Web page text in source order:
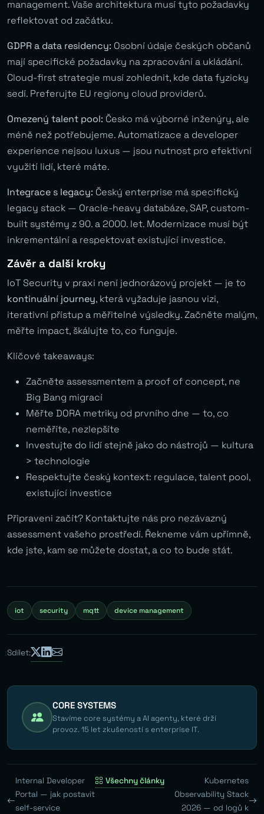
management. Vaše architektura musí tyto požadavky
reflektovat od začátku.
GDPR a data residency: Osobní údaje českých občanů
mají specifické požadavky na zpracování a ukládání.
Cloud-first strategie musí zohlednit, kde data fyzicky
sedí. Preferujte EU regiony cloud providerů.
Omezený talent pool: Česko má výborné inženýry, ale
méně než potřebujeme. Automatizace a developer
experience nejsou luxus — jsou nutnost pro efektivní
využití lidí, které máte.
Integrace s legacy: Český enterprise má specifický
legacy stack — Oracle-heavy databáze, SAP, custom-
built systémy z 90. a 2000. let. Modernizace musí být
inkrementální a respektovat existující investice.
Závěr a další kroky
IoT Security v praxi není jednorázový projekt — je to
kontinuální journey, která vyžaduje jasnou vizi,
iterativní přístup a měřitelné výsledky. Začněte malým,
měřte impact, škálujte to, co funguje.
Klíčové takeaways:
Začněte assessmentem a proof of concept, ne
Big Bang migrací
Měřte DORA metriky od prvního dne — to, co
neměříte, nezlepšíte
Investujte do lidí stejně jako do nástrojů — kultura
> technologie
Respektujte český kontext: regulace, talent pool,
existující investice
Připraveni začít? Kontaktujte nás pro nezávazný
assessment vašeho prostředí. Řekneme vám upřímně,
kde jste, kam se můžete dostat, a co to bude stát.
iot security mqtt device management
Sdílet:
CORE SYSTEMS
Stavíme core systémy a AI agenty, které drží
provoz. 15 let zkušeností s enterprise IT.
Internal Developer
Portal — jak postavit
self-service
Všechny články
Kubernetes
Observability Stack
2026 — od logů k